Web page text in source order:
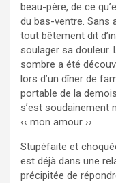
beau-père, de ce
du bas-ventre. Sans
tout bêtement dit
soulager sa
sombre a été
lors d’un dîner de
portable de la
s’est soudainement
‹‹ mon amour ››.
Stupéfaite et
est déjà dans une
précipitée de